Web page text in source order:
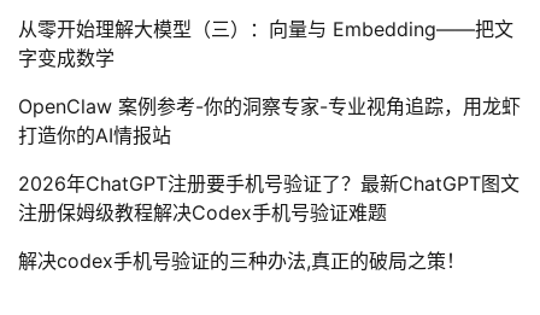
从零开始理解大模型（三）：向量与 Embedding——把文
字变成数学
OpenClaw 案例参考-你的洞察专家-专业视角追踪，用龙虾
打造你的AI情报站
2026年ChatGPT注册要手机号验证了？最新ChatGPT图文
注册保姆级教程解决Codex手机号验证难题
解决codex手机号验证的三种办法,真正的破局之策！